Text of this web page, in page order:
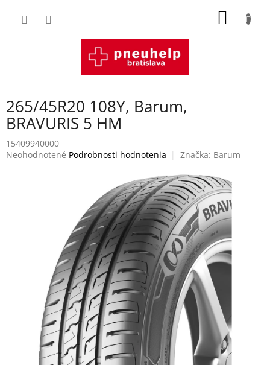
265/45R20 108Y, Barum,
BRAVURIS 5 HM
15409940000
Priemerné
Neohodnotené Podrobnosti hodnotenia Značka: Barum